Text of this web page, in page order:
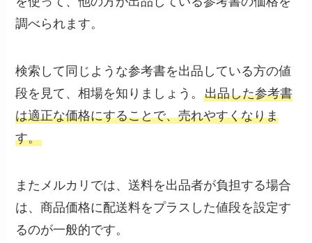
調べられます。
検索して同じような参考書を出品している方の値
段を見て、相場を知りましょう。出品した参考書
は適正な価格にすることで、売れやすくなりま
す。
またメルカリでは、送料を出品者が負担する場合
は、商品価格に配送料をプラスした値段を設定す
るのが一般的です。